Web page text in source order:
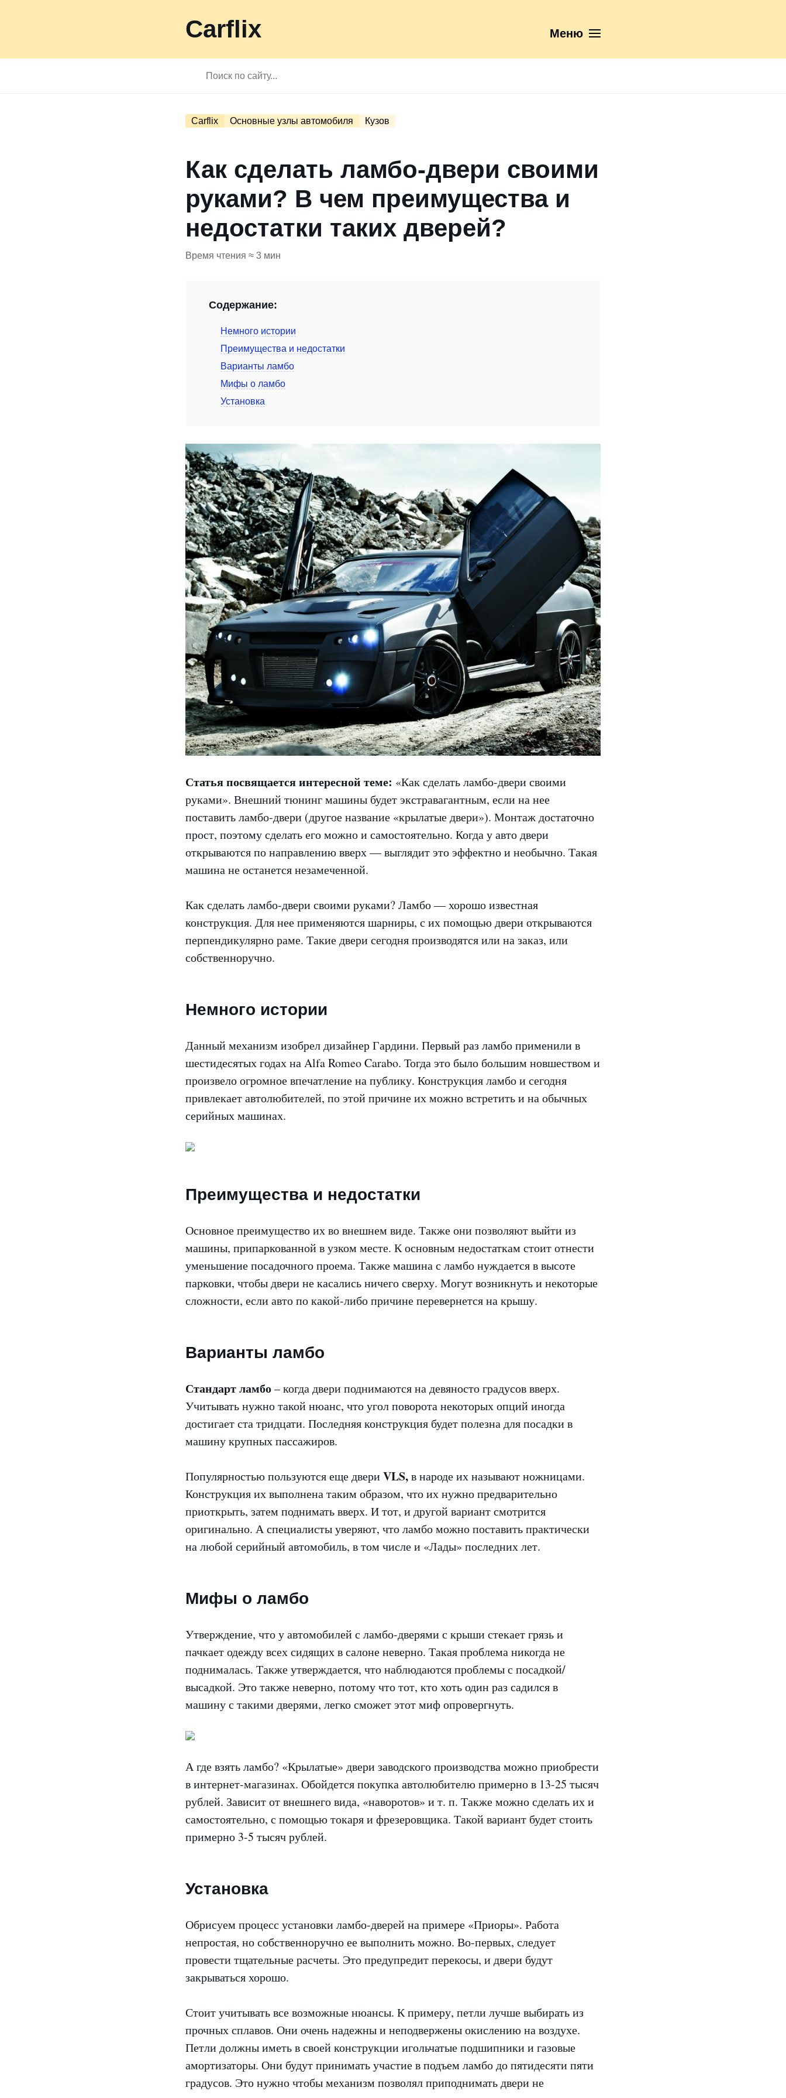
Carflix Меню
Carflix Основные узлы автомобиля Кузов
Как сделать ламбо-двери своими
руками? В чем преимущества и
недостатки таких дверей?
Время чтения ≈ 3 мин
Содержание:
Немного истории
Преимущества и недостатки
Варианты ламбо
Мифы о ламбо
Установка
Статья посвящается интересной теме: «Как сделать ламбо-двери своими
руками». Внешний тюнинг машины будет экстравагантным, если на нее
поставить ламбо-двери (другое название «крылатые двери»). Монтаж достаточно
прост, поэтому сделать его можно и самостоятельно. Когда у авто двери
открываются по направлению вверх — выглядит это эффектно и необычно. Такая
машина не останется незамеченной.
Как сделать ламбо-двери своими руками? Ламбо — хорошо известная
конструкция. Для нее применяются шарниры, с их помощью двери открываются
перпендикулярно раме. Такие двери сегодня производятся или на заказ, или
собственноручно.
Немного истории
Данный механизм изобрел дизайнер Гардини. Первый раз ламбо применили в
шестидесятых годах на Alfa Romeo Carabo. Тогда это было большим новшеством и
произвело огромное впечатление на публику. Конструкция ламбо и сегодня
привлекает автолюбителей, по этой причине их можно встретить и на обычных
серийных машинах.
Преимущества и недостатки
Основное преимущество их во внешнем виде. Также они позволяют выйти из
машины, припаркованной в узком месте. К основным недостаткам стоит отнести
уменьшение посадочного проема. Также машина с ламбо нуждается в высоте
парковки, чтобы двери не касались ничего сверху. Могут возникнуть и некоторые
сложности, если авто по какой-либо причине перевернется на крышу.
Варианты ламбо
Стандарт ламбо– когда двери поднимаются на девяносто градусов вверх.
Учитывать нужно такой нюанс, что угол поворота некоторых опций иногда
достигает ста тридцати. Последняя конструкция будет полезна для посадки в
машину крупных пассажиров.
Популярностью пользуются еще двериVLS,в народе их называют ножницами.
Конструкция их выполнена таким образом, что их нужно предварительно
приоткрыть, затем поднимать вверх. И тот, и другой вариант смотрится
оригинально. А специалисты уверяют, что ламбо можно поставить практически
на любой серийный автомобиль, в том числе и «Лады» последних лет.
Мифы о ламбо
Утверждение, что у автомобилей с ламбо-дверями с крыши стекает грязь и
пачкает одежду всех сидящих в салоне неверно. Такая проблема никогда не
поднималась. Также утверждается, что наблюдаются проблемы с посадкой/
высадкой. Это также неверно, потому что тот, кто хоть один раз садился в
машину с такими дверями, легко сможет этот миф опровергнуть.
А где взять ламбо? «Крылатые» двери заводского производства можно приобрести
в интернет-магазинах. Обойдется покупка автолюбителю примерно в 13-25 тысяч
рублей. Зависит от внешнего вида, «наворотов» и т. п. Также можно сделать их и
самостоятельно, с помощью токаря и фрезеровщика. Такой вариант будет стоить
примерно 3-5 тысяч рублей.
Установка
Обрисуем процесс установки ламбо-дверей на примере «Приоры». Работа
непростая, но собственноручно ее выполнить можно. Во-первых, следует
провести тщательные расчеты. Это предупредит перекосы, и двери будут
закрываться хорошо.
Стоит учитывать все возможные нюансы. К примеру, петли лучше выбирать из
прочных сплавов. Они очень надежны и неподвержены окислению на воздухе.
Петли должны иметь в своей конструкции игольчатые подшипники и газовые
амортизаторы. Они будут принимать участие в подъем ламбо до пятидесяти пяти
градусов. Это нужно чтобы механизм позволял приподнимать двери не